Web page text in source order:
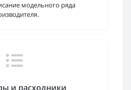
модельного ряда
и расходники